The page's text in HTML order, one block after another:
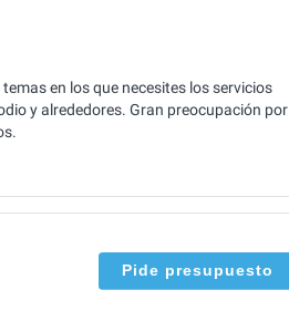
en los que necesites los servicios
y alrededores. Gran preocupación por
Pide presupuesto